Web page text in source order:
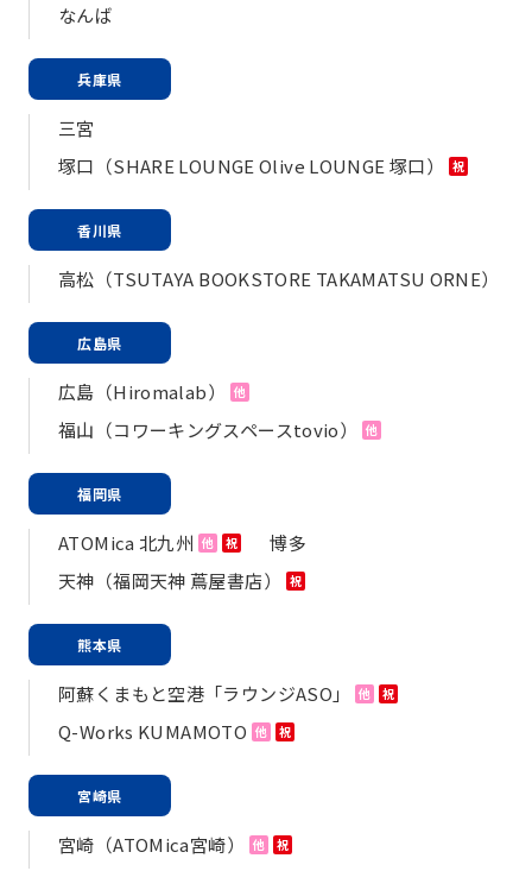
なんば
兵庫県
三宮
塚口（SHARE LOUNGE Olive LOUNGE 塚口）
祝
香川県
高松（TSUTAYA BOOKSTORE TAKAMATSU ORNE）
広島県
広島（Hiromalab） 他
福山（コワーキングスペースtovio） 他
福岡県
ATOMica 北九州 他 祝
博多
天神（福岡天神 蔦屋書店）
祝
熊本県
阿蘇くまもと空港「ラウンジASO」 他 祝
Q-Works KUMAMOTO 他 祝
宮崎県
宮崎（ATOMica宮崎） 他 祝